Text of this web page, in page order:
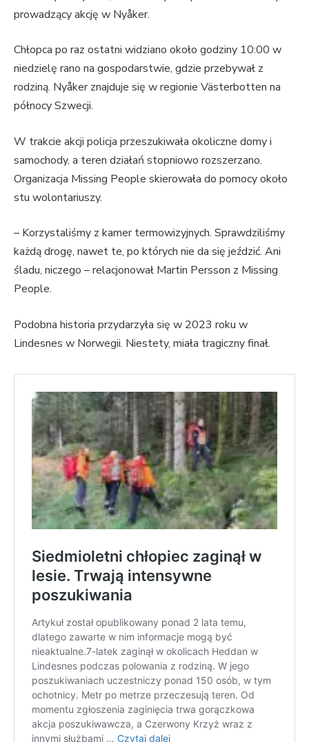
prowadzący akcję w Nyåker.
Chłopca po raz ostatni widziano około godziny 10:00 w
niedzielę rano na gospodarstwie, gdzie przebywał z
rodziną. Nyåker znajduje się w regionie Västerbotten na
północy Szwecji.
W trakcie akcji policja przeszukiwała okoliczne domy i
samochody, a teren działań stopniowo rozszerzano.
Organizacja Missing People skierowała do pomocy około
stu wolontariuszy.
– Korzystaliśmy z kamer termowizyjnych. Sprawdziliśmy
każdą drogę, nawet te, po których nie da się jeździć. Ani
śladu, niczego – relacjonował Martin Persson z Missing
People.
Podobna historia przydarzyła się w 2023 roku w
Lindesnes w Norwegii. Niestety, miała tragiczny finał.